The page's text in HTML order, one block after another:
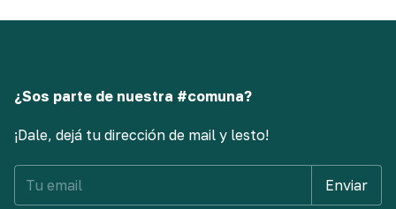
¿Sos parte de nuestra #comuna?
¡Dale, dejá tu dirección de mail y lesto!